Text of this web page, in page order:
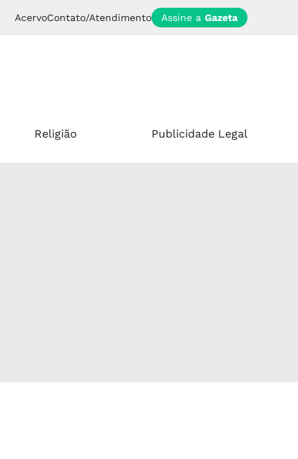
AcervoContato/Atendimento Assine a Gazeta
Religião Publicidade Legal